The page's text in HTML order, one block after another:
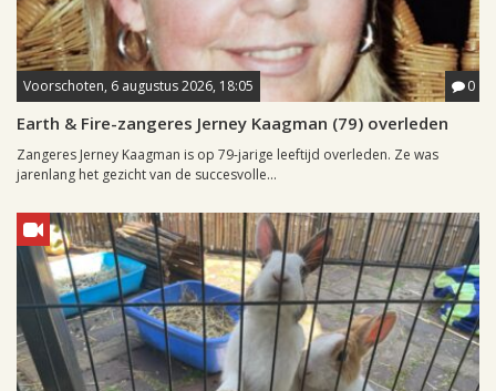
Voorschoten, 6 augustus 2026, 18:05 0
Earth & Fire-zangeres Jerney Kaagman (79) overleden
Zangeres Jerney Kaagman is op 79-jarige leeftijd overleden. Ze was
jarenlang het gezicht van de succesvolle...